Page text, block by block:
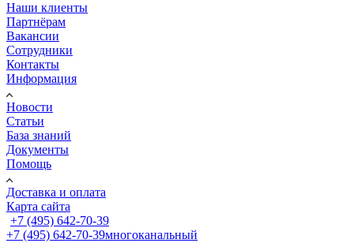
Наши клиенты
Партнёрам
Вакансии
Сотрудники
Контакты
Информация
Новости
Статьи
База знаний
Документы
Помощь
Доставка и оплата
Карта сайта
+7 (495) 642-70-39
+7 (495) 642-70-39многоканальный